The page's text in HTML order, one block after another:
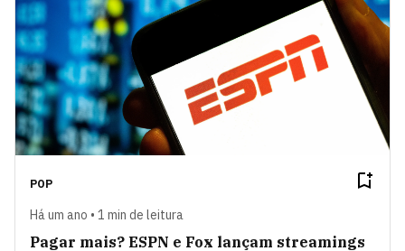
POP
Há um ano • 1 min de leitura
Pagar mais? ESPN e Fox lançam streamings